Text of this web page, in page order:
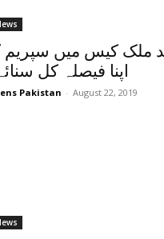
ملک کیس میں
اپنا فیصلہ کل
Pakistan - August 22, 2019